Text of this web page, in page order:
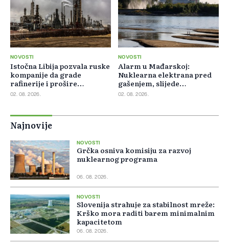
NOVOSTI
Istočna Libija pozvala ruske
kompanije da grade
rafinerije i prošire
energetsku saradnju
02. 08. 2026.
NOVOSTI
Alarm u Mađarskoj:
Nuklearna elektrana pred
gašenjem, slijede
restrikcije struje i vode
02. 08. 2026.
Najnovije
NOVOSTI
Grčka osniva komisiju za razvoj
nuklearnog programa
06. 08. 2026.
NOVOSTI
Slovenija strahuje za stabilnost mreže:
Krško mora raditi barem minimalnim
kapacitetom
06. 08. 2026.